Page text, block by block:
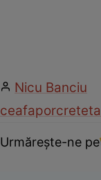
Nicu Banciu
ceafaporcreteta
Urmărește-ne pe